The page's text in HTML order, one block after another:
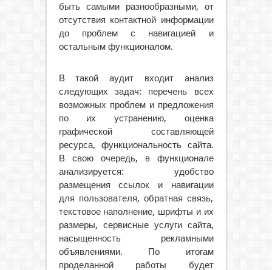
быть самыми разнообразными, от
отсутствия контактной информации
до проблем с навигацией и
остальным функционалом.
В такой аудит входит анализ
следующих задач: перечень всех
возможных проблем и предложения
по их устранению, оценка
графической составляющей
ресурса, функциональность сайта.
В свою очередь, в функционале
анализируется: удобство
размещения ссылок и навигации
для пользователя, обратная связь,
текстовое наполнение, шрифты и их
размеры, сервисные услуги сайта,
насыщенность рекламными
объявлениями. По итогам
проделанной работы будет